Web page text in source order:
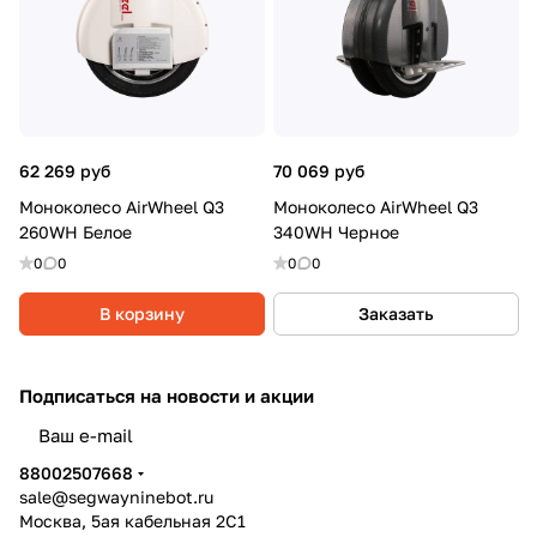
62 269 руб
Моноколесо AirWheel Q3
260WH Белое
0 0
В корзину
70 069 руб
Моноколесо AirWheel Q3
340WH Черное
0 0
Заказать
Подписаться на новости и акции
88002507668
sale@segwayninebot.ru
Москва, 5ая кабельная 2С1